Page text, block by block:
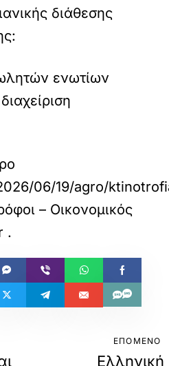
διάθεσης
ενωτίων
06/19/agro/
– Οικονομικός
.
ΕΠΟΜΕΝΟ
Ελληνική